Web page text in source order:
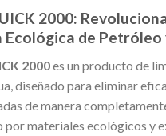
2000:
Ecológica de Petróleo
2000es un producto de
diseñado para eliminar
de manera
por materiales ecológicos y